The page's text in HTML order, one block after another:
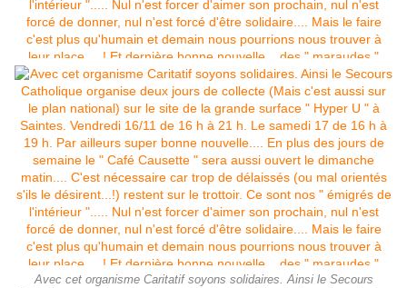
Avec cet organisme Caritatif soyons solidaires. Ainsi le Secours